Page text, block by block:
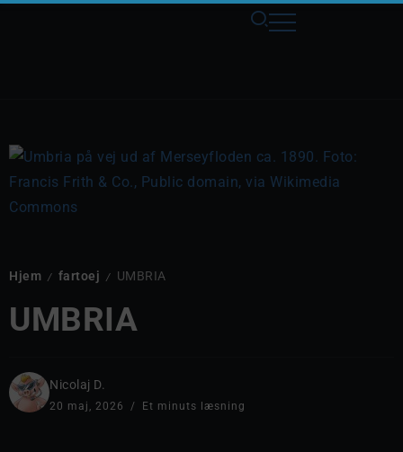
Hjem / fartoej / UMBRIA
UMBRIA
Nicolaj D.
20 maj, 2026 Et minuts læsning